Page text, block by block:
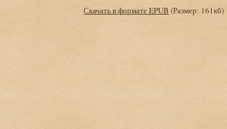
Скачать в формате EPUB (Размер: 161кб)